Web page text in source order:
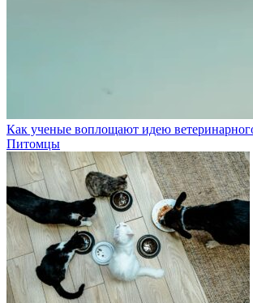
Как ученые воплощают идею
Питомцы